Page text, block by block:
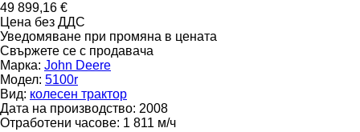
49 899,16 €
Цена без ДДС
Уведомяване при промяна в цената
Свържете се с продавача
Марка: John Deere
Модел: 5100r
Вид: колесен трактор
Дата на производство: 2008
Отработени часове: 1 811 м/ч